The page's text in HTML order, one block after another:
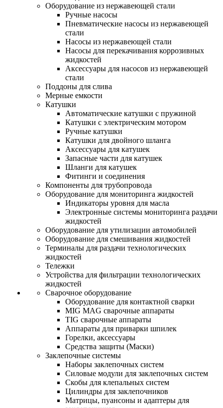
Оборудование из нержавеющей стали
Ручные насосы
Пневматические насосы из нержавеющей
стали
Насосы из нержавеющей стали
Насосы для перекачивания коррозивных
жидкостей
Аксессуары для насосов из нержавеющей
стали
Поддоны для слива
Мерные емкости
Катушки
Автоматические катушки с пружиной
Катушки с электрическим мотором
Ручные катушки
Катушки для двойного шланга
Аксессуары для катушек
Запасные части для катушек
Шланги для катушек
Фитинги и соединения
Компоненты для трубопровода
Оборудование для мониторинга жидкостей
Индикаторы уровня для масла
Электронные системы мониторинга раздачи
жидкостей
Оборудование для утилизации автомобилей
Оборудование для смешивания жидкостей
Терминалы для раздачи технологических
жидкостей
Тележки
Устройства для фильтрации технологических
жидкостей
Сварочное оборудование
Оборудование для контактной сварки
MIG MAG сварочные аппараты
TIG сварочные аппараты
Аппараты для приварки шпилек
Горелки, аксессуары
Средства защиты (Маски)
Заклепочные системы
Наборы заклепочных систем
Силовые модули для заклепочных систем
Скобы для клепальных систем
Цилиндры для заклепочников
Матрицы, пуансоны и адаптеры для